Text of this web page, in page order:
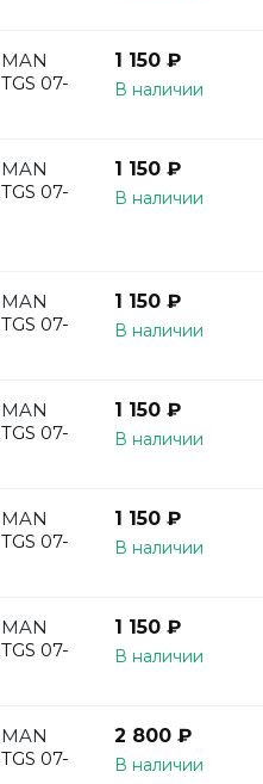
MAN
TGS 07-
1 150 ₽
В наличии
MAN
TGS 07-
1 150 ₽
В наличии
MAN
TGS 07-
1 150 ₽
В наличии
MAN
TGS 07-
1 150 ₽
В наличии
MAN
TGS 07-
1 150 ₽
В наличии
MAN
TGS 07-
1 150 ₽
В наличии
MAN
TGS 07-
2 800 ₽
В наличии